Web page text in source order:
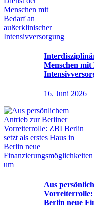
Menschen
16. Juni 2026
Aus
Vorreiterrolle:
Berlin neue